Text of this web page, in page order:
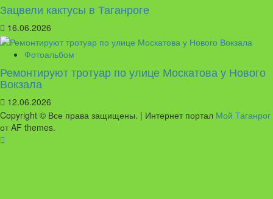
Зацвели кактусы в Таганроге
16.06.2026
Фотоальбом
Ремонтируют тротуар по улице Москатова у Нового
Вокзала
12.06.2026
Copyright © Все права защищены. | Интернет портал Мой Таганрог
от AF themes.